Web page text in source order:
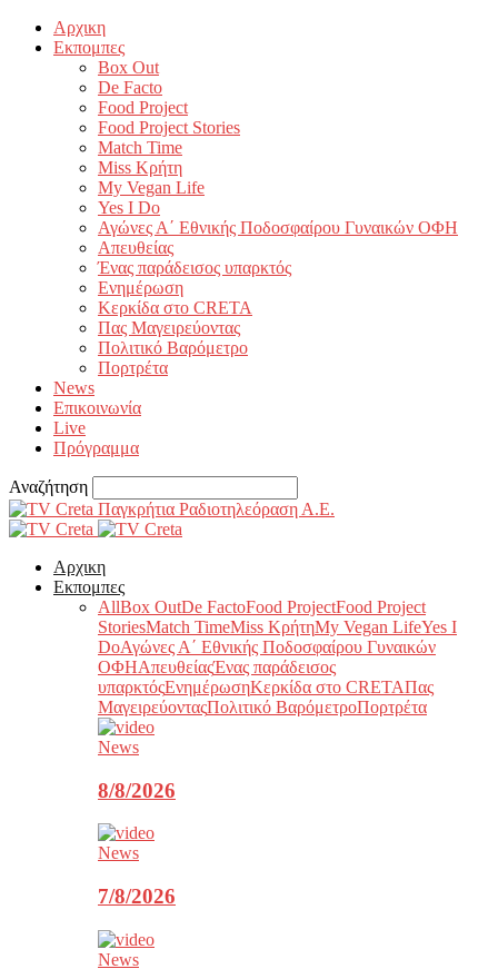
Αρχικη
Εκπομπες
Box Out
De Facto
Food Project
Food Project Stories
Match Time
Miss Κρήτη
My Vegan Life
Yes I Do
Αγώνες Α΄ Εθνικής Ποδοσφαίρου Γυναικών ΟΦΗ
Απευθείας
Ένας παράδεισος υπαρκτός
Ενημέρωση
Κερκίδα στο CRETA
Πας Μαγειρεύοντας
Πολιτικό Βαρόμετρο
Πορτρέτα
News
Επικοινωνία
Live
Πρόγραμμα
Αναζήτηση
Παγκρήτια Ραδιοτηλεόραση Α.Ε.
Αρχικη
Εκπομπες
AllBox OutDe FactoFood ProjectFood Project
StoriesMatch TimeMiss ΚρήτηMy Vegan LifeYes I
DoΑγώνες Α΄ Εθνικής Ποδοσφαίρου Γυναικών
ΟΦΗΑπευθείαςΈνας παράδεισος
υπαρκτόςΕνημέρωσηΚερκίδα στο CRETAΠας
ΜαγειρεύονταςΠολιτικό ΒαρόμετροΠορτρέτα
News
8/8/2026
News
7/8/2026
News